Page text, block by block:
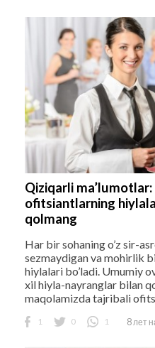
Qiziqarli
ofitsiantlarning
qolmang
Har bir sohaning o’z sir-
sezmaydigan va mohirlik
hiylalari bo’ladi. Umumiy
xil hiyla-nayranglar bilan
maqolamizda tajribali
1 0 1 8 лет